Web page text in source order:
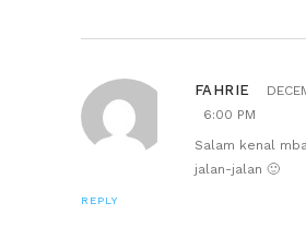
FAHRIE
6:00 PM
Salam kenal
jalan-jalan 🙂
REPLY